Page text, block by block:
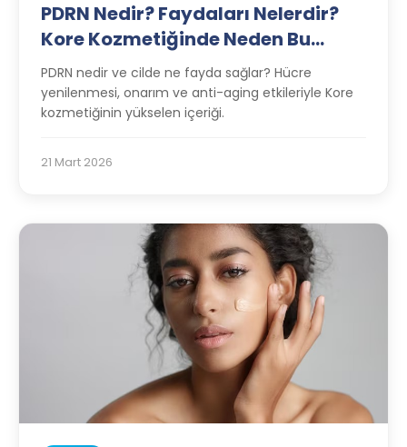
PDRN Nedir? Faydaları Nelerdir?
Kore Kozmetiğinde Neden Bu
Kadar Popüler?
PDRN nedir ve cilde ne fayda sağlar? Hücre
yenilenmesi, onarım ve anti-aging etkileriyle Kore
kozmetiğinin yükselen içeriği.
21 Mart 2026